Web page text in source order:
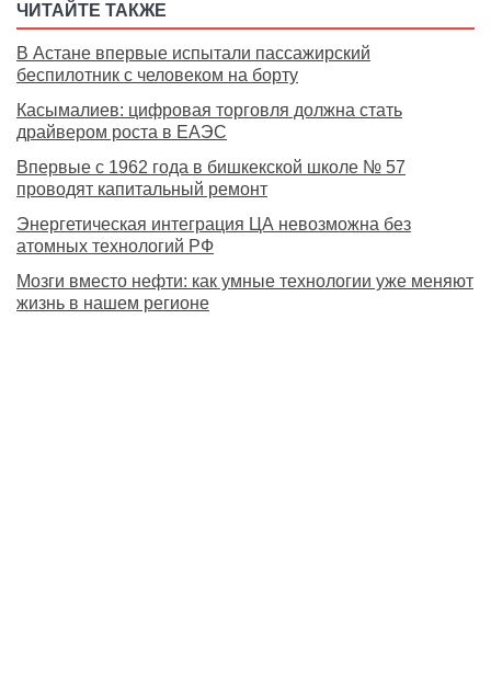
ЧИТАЙТЕ ТАКЖЕ
В Астане впервые испытали пассажирский
беспилотник с человеком на борту
Касымалиев: цифровая торговля должна стать
драйвером роста в ЕАЭС
Впервые с 1962 года в бишкекской школе № 57
проводят капитальный ремонт
Энергетическая интеграция ЦА невозможна без
атомных технологий РФ
Мозги вместо нефти: как умные технологии уже меняют
жизнь в нашем регионе